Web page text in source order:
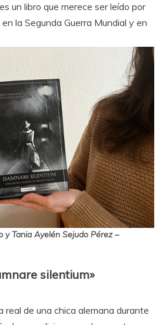
un libro que merece ser leído por
la Segunda Guerra Mundial y en
y Tania Ayelén Sejudo Pérez –
silentium»
real de una chica alemana durante